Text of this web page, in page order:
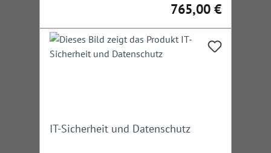
Regulärer Preis:
765,00 €
IT-Sicherheit und Datenschutz